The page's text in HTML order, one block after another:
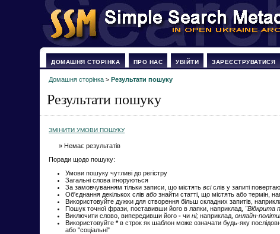
ДОМАШНЯ СТОРІНКА ПРО НАС УВІЙТИ ЗАРЕЄСТРУВАТИСЯ
Домашня сторінка >Результати пошуку
Результати пошуку
ЗМІНИТИ УМОВИ ПОШУКУ
» Немає результатів
Поради щодо пошуку:
Умови пошуку чутливі до регістру
Загальні слова ігноруються
За замовчуванням тільки записи, що містятьвсіслів у запиті
Об'єднання декількох слівабо знайти статті, що містять або термін,
Використовуйте дужки для створення більш складних запитів,
Пошук точної фрази, поставивши його в лапки, наприклад, "Відкрита
Виключити слово, випередивши його- чині; наприклад,онлайн-
Використовуйте*в строк як шаблон може означати будь-яку
або "соціальні"